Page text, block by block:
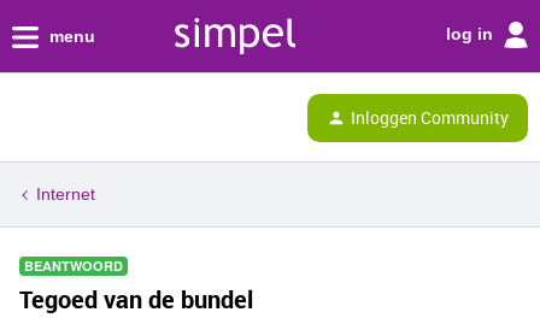
menu log in
Inloggen Community
Internet
BEANTWOORD
Tegoed van de bundel